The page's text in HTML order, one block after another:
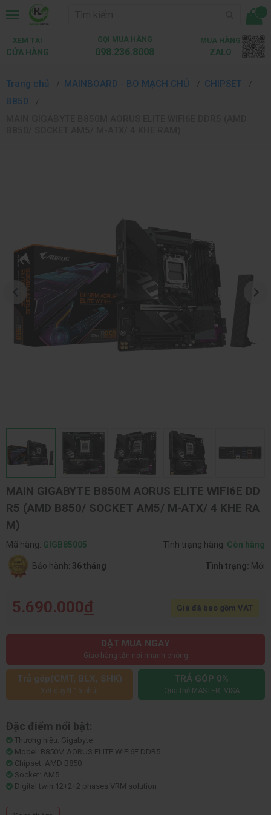
...
XEM TẠI
CỬA HÀNG
GỌI MUA HÀNG
098.236.8008
MUA HÀNG
ZALO
Trang chủ MAINBOARD - BO MẠCH CHỦ
CHIPSET
B850
MAIN GIGABYTE B850M AORUS ELITE WIFI6E DD
R5 (AMD B850/ SOCKET AM5/ M-ATX/ 4 KHE RA
M)
Mã hàng: GIGB85005 Tình trạng hàng: Còn hàng
Bảo hành: 36 tháng Tình trạng: Mới
5.690.000đ Giá đã bao gồm VAT
ĐẶT MUA NGAY
Giao hàng tận nơi nhanh chóng
Trả góp(CMT, BLX, SHK)
Xét duyệt 15 phút
TRẢ GÓP 0%
Qua thẻ MASTER, VISA
Đặc điểm nổi bật:
Thương hiệu: Gigabyte
Model: B850M AORUS ELITE WIFI6E DDR5
Chipset: AMD B850
Socket: AM5
Digital twin 12+2+2 phases VRM solution
Tích hợp WIFI 6E + Bluetooth